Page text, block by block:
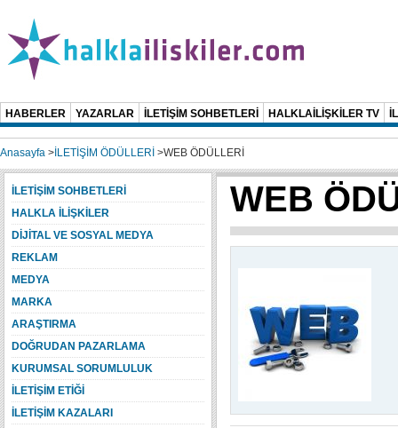
HABERLER YAZARLAR İLETİŞİM SOHBETLERİ HALKLAİLİŞKİLER TV
Anasayfa > İLETİŞİM ÖDÜLLERİ >WEB ÖDÜLLERİ
WEB
İLETİŞİM SOHBETLERİ
HALKLA İLİŞKİLER
DİJİTAL VE SOSYAL MEDYA
REKLAM
MEDYA
MARKA
ARAŞTIRMA
DOĞRUDAN PAZARLAMA
KURUMSAL SORUMLULUK
İLETİŞİM ETİĞİ
İLETİŞİM KAZALARI